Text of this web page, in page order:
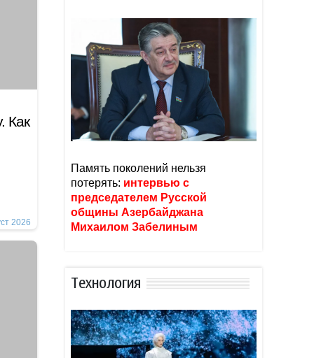
Как
2026
Память поколений нельзя
потерять: интервью с
председателем Русской
общины Азербайджана
Михаилом Забелиным
Тexнoлoгия